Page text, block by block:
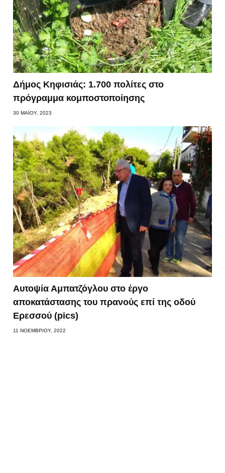
Δήμος Κηφισιάς: 1.700 πολίτες στο
πρόγραμμα κομποστοποίησης
30 ΜΑΪ́ΟΥ, 2023
Αυτοψία Αμπατζόγλου στο έργο
αποκατάστασης του πρανούς επί της οδού
Ερεσσού (pics)
11 ΝΟΕΜΒΡΊΟΥ, 2022